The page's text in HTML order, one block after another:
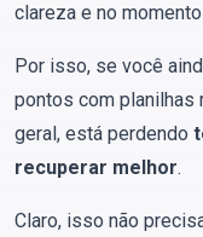
clareza e no
Por isso, se você
pontos com planilhas
geral, está perdendo
recuperar melhor.
Claro, isso não